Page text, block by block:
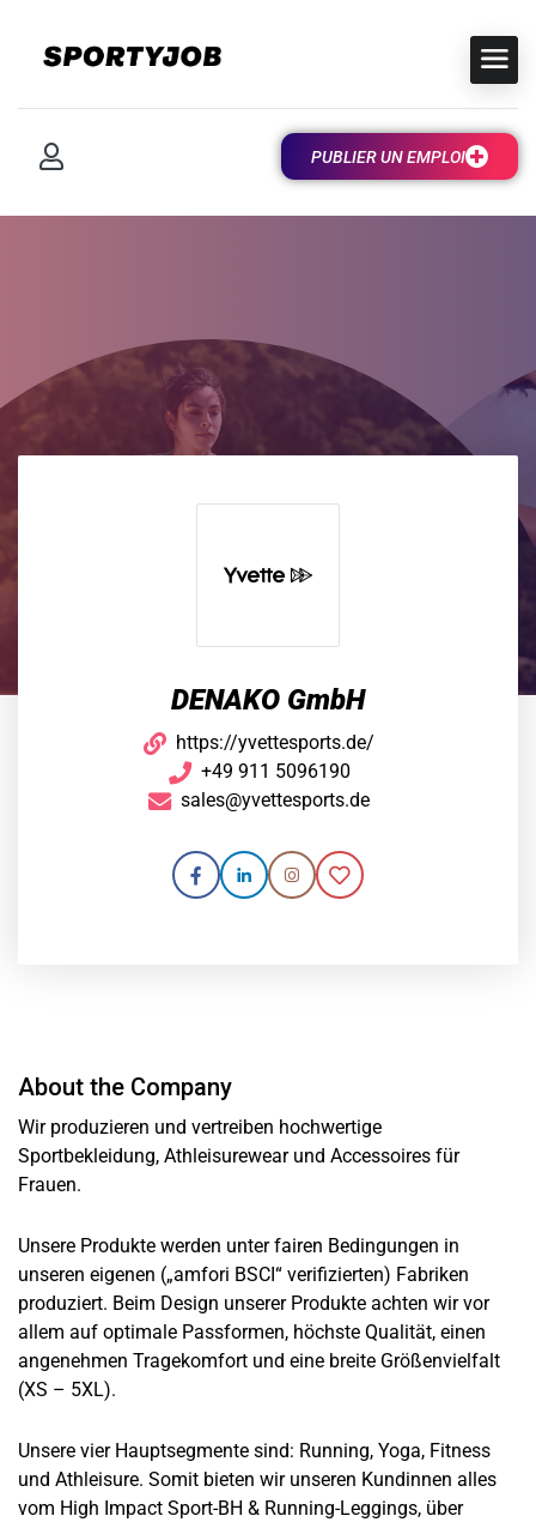
PUBLIER UN EMPLOI
DENAKO GmbH
https://yvettesports.de/
+49 911 5096190
sales@yvettesports.de
About the Company
Wir produzieren und vertreiben hochwertige
Sportbekleidung, Athleisurewear und Accessoires für
Frauen.
Unsere Produkte werden unter fairen Bedingungen in
unseren eigenen („amfori BSCI“ verifizierten) Fabriken
produziert. Beim Design unserer Produkte achten wir vor
allem auf optimale Passformen, höchste Qualität, einen
angenehmen Tragekomfort und eine breite Größenvielfalt
(XS – 5XL).
Unsere vier Hauptsegmente sind: Running, Yoga, Fitness
und Athleisure. Somit bieten wir unseren Kundinnen alles
vom High Impact Sport-BH & Running-Leggings, über